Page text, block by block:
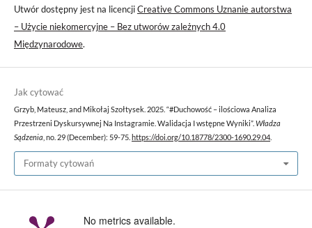
Utwór dostępny jest na licencjiCreative Commons Uznanie autorstwa
– Użycie niekomercyjne – Bez utworów zależnych 4.0
Międzynarodowe.
Jak cytować
Grzyb, Mateusz, and Mikołaj Szołtysek. 2025. “#Duchowość – ilościowa Analiza
Przestrzeni Dyskursywnej Na Instagramie. Walidacja I wstępne Wyniki”. Władza
Sądzenia , no. 29 (December): 59-75. https://doi.org/10.18778/2300-1690.29.04.
Formaty cytowań
No metrics available.